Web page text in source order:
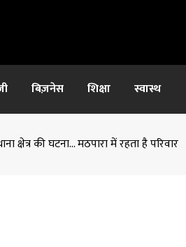
बिज़नेस शिक्षा स्वास्थ
की घटना… मठपारा में रहता है परिवार